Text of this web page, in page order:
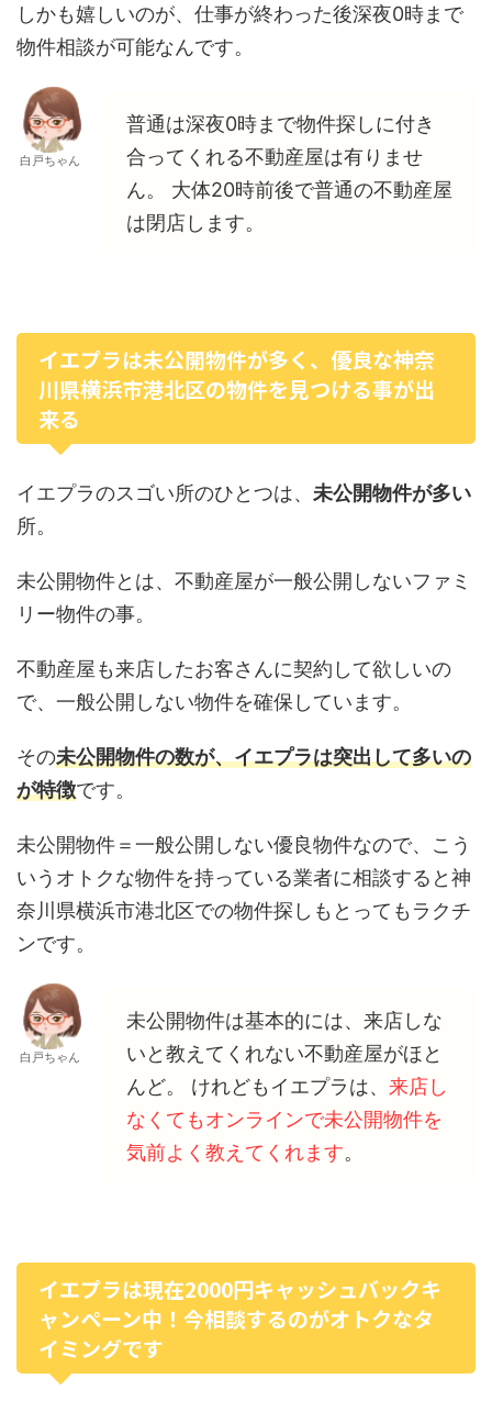
しかも嬉しいのが、仕事が終わった後深夜0時まで
物件相談が可能なんです。
白戸ちゃん
普通は深夜0時まで物件探しに付き
合ってくれる不動産屋は有りませ
ん。 大体20時前後で普通の不動産屋
は閉店します。
イエプラは未公開物件が多く、優良な神奈
川県横浜市港北区の物件を見つける事が出
来る
イエプラのスゴい所のひとつは、 未公開物件が多い
所。
未公開物件とは、不動産屋が一般公開しないファミ
リー物件の事。
不動産屋も来店したお客さんに契約して欲しいの
で、一般公開しない物件を確保しています。
その未公開物件の数が、イエプラは突出して多いの
が特徴です。
未公開物件＝一般公開しない優良物件なので、こう
いうオトクな物件を持っている業者に相談すると神
奈川県横浜市港北区での物件探しもとってもラクチ
ンです。
白戸ちゃん
未公開物件は基本的には、来店しな
いと教えてくれない不動産屋がほと
んど。 けれどもイエプラは、 来店し
なくてもオンラインで未公開物件を
気前よく教えてくれます。
イエプラは現在2000円キャッシュバックキ
ャンペーン中！今相談するのがオトクなタ
イミングです